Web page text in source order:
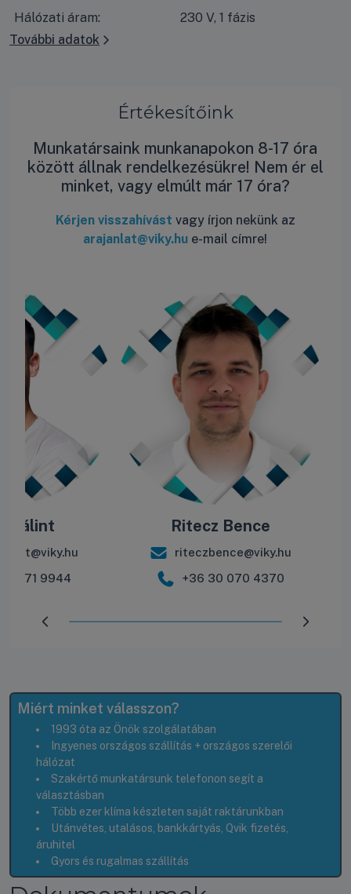
Hálózati áram:
230 V, 1 fázis
További adatok
Értékesítőink
Munkatársaink munkanapokon 8-17 óra
között állnak rendelkezésükre! Nem ér el
minket, vagy elmúlt már 17 óra?
Kérjen visszahívást vagy írjon nekünk az
arajanlat@viky.hu e-mail címre!
Bálint
571 9944
Ritecz Bence
riteczbence@viky.hu
+36 30 070 4370
Miért minket válasszon?
1993 óta az Önök szolgálatában
Ingyenes országos szállítás + országos szerelői
hálózat
Szakértő munkatársunk telefonon segít a
választásban
Több ezer klíma készleten saját raktárunkban
Utánvétes, utalásos, bankkártyás, Qvik fizetés,
áruhitel
Gyors és rugalmas szállítás